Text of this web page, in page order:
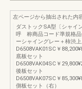
左ページから抽出された内
ダストックSA型〔シャイ
呼 称商品コード準規格
ーシャイングレー＋柿渋上
D6508VAK01SC￥
底板セット
D6508VAK04SC￥
後板セット
D6508VAK07SC￥
側板セット（右）